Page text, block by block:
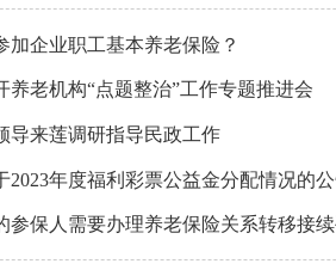
加企业职工基本养老保险？
养老机构“点题整治”工作专题推进会
导来莲调研指导民政工作
2023年度福利彩票公益金分配情况的
参保人需要办理养老保险关系转移接续